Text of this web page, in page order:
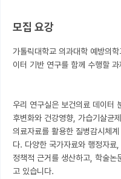
반도체 아카데미
모집 요강
가톨릭대학교 의과대학 예방의
이터 기반 연구를 함께 수행할
우리 연구실은 보건의료 데이터
후변화와 건강영향, 가습기살균
의료자료를 활용한 질병감시체
다. 다양한 국가자료와 행정자료
정책적 근거를 생산하고, 학술논
고 있습니다.